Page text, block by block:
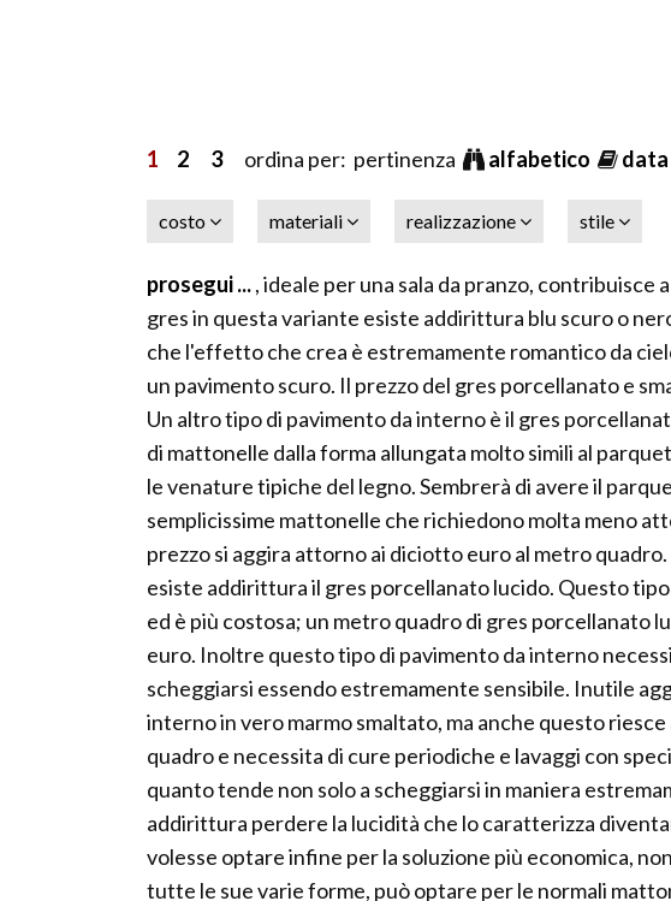
1 2 3ordina per: pertinenza alfabetico data
costo materiali realizzazione stile
prosegui ..., ideale per una sala da pranzo, contribuisce
gres in questa variante esiste addirittura blu scuro o
che l'effetto che crea è estremamente romantico da
un pavimento scuro. Il prezzo del gres porcellanato e
Un altro tipo di pavimento da interno è il gres
di mattonelle dalla forma allungata molto simili al
le venature tipiche del legno. Sembrerà di avere il
semplicissime mattonelle che richiedono molta meno
prezzo si aggira attorno ai diciotto euro al metro
esiste addirittura il gres porcellanato lucido. Questo
ed è più costosa; un metro quadro di gres porcellanato
euro. Inoltre questo tipo di pavimento da interno
scheggiarsi essendo estremamente sensibile. Inutile
interno in vero marmo smaltato, ma anche questo
quadro e necessita di cure periodiche e lavaggi con
quanto tende non solo a scheggiarsi in maniera
addirittura perdere la lucidità che lo caratterizza
volesse optare infine per la soluzione più economica,
tutte le sue varie forme, può optare per le normali